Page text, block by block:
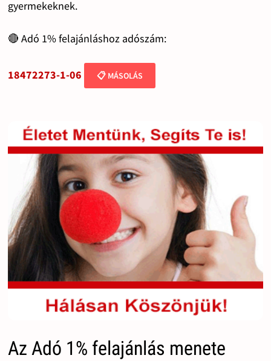
gyermekeknek.
🔴 Adó 1% felajánláshoz adószám:
18472273-1-06 📋 MÁSOLÁS
Az Adó 1% felajánlás menete